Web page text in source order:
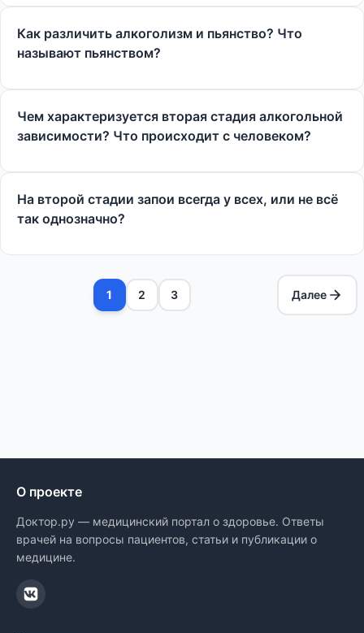
Как различить алкоголизм и пьянство? Что
называют пьянством?
Чем характеризуется вторая стадия алкогольной
зависимости? Что происходит с человеком?
На второй стадии запои всегда у всех, или не всё
так однозначно?
1 2 3 Далее
О проекте
Доктор.ру — медицинский портал о здоровье. Ответы
врачей на вопросы пациентов, статьи и публикации о
медицине.